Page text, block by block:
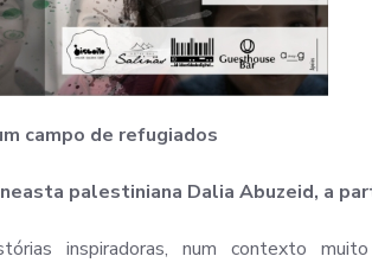
campo de refugiados
palestiniana Dalia Abuzeid, a
inspiradoras, num contexto